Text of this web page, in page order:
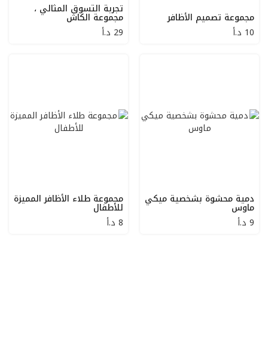
مجموعة تصميم الأظافر
10 د.أ
تجربة التسوق المثالي ،
مجموعة الكاش
29 د.أ
دمية محشوة بشخصية ميكي
ماوس
9 د.أ
مجموعة طلاء الأظافر المميزة
للأطفال
8 د.أ